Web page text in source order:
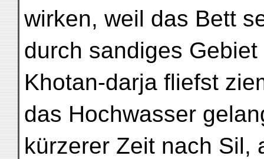
wirken, weil das Bett
durch sandiges
Khotan-darja fliefst
das Hochwasser
kürzerer Zeit nach Sil,